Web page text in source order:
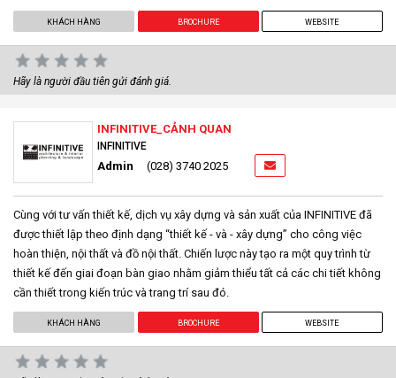
KHÁCH HÀNG BROCHURE WEBSITE
Hãy là người đầu tiên gửi đánh giá.
INFINITIVE_CẢNH QUAN
INFINITIVE
Admin (028) 3740 2025
Cùng với tư vấn thiết kế, dịch vụ xây dựng và sản xuất của INFINITIVE đã
được thiết lập theo định dạng “thiết kế - và - xây dựng” cho công việc
hoàn thiện, nội thất và đồ nội thất. Chiến lược này tạo ra một quy trình từ
thiết kế đến giai đoạn bàn giao nhằm giảm thiểu tất cả các chi tiết không
cần thiết trong kiến trúc và trang trí sau đó.
KHÁCH HÀNG BROCHURE WEBSITE